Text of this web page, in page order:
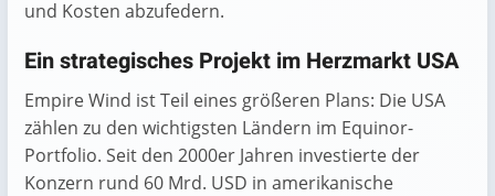
und Kosten abzufedern.
Ein strategisches Projekt im Herzmarkt USA
Empire Wind ist Teil eines größeren Plans: Die USA
zählen zu den wichtigsten Ländern im Equinor-
Portfolio. Seit den 2000er Jahren investierte der
Konzern rund 60 Mrd. USD in amerikanische